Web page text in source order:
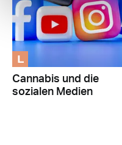
L
Cannabis und die
sozialen Medien